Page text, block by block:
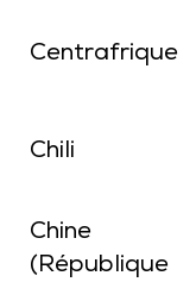
Centrafrique
Chili
Chine
(République